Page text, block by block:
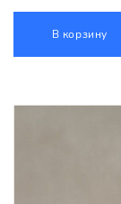
В корзину